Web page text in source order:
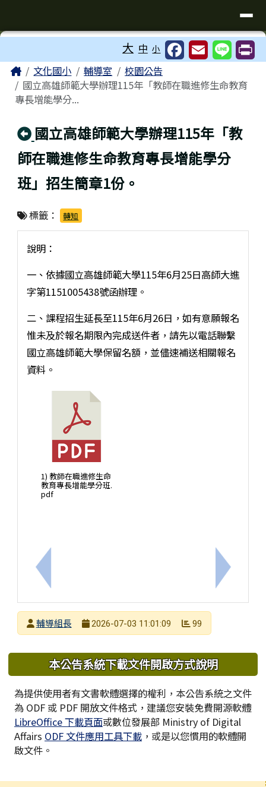
⏸
大 中 小
主內容區域
Home文化國小 輔導室
校園公告
國立高雄師範大學辦理115年「教師在職進修生命教育
專長增能學分...
回上頁
國立高雄師範大學辦理115年「教
師在職進修生命教育專長增能學分
班」招生簡章1份。
標籤： 轉知
上一筆：教育部特殊教育中央輔導團各分團輔導員
說明：
一、依據國立高雄師範大學115年6月25日高師大進
字第1151005438號函辦理。
二、課程招生延長至115年6月26日，如有意願報名
惟未及於報名期限內完成送件者，請先以電話聯繫
國立高雄師範大學保留名額，並儘速補送相關報名
資料。
1) 教師在職進修生命
教育專長增能學分班.
pdf
下一筆：
發布者
輔導組長
2026-07-03 11:01:09 99
下中區域內容
本公告系統下載文件開啟方式說明
為提供使用者有文書軟體選擇的權利，本公告系統之文件
為 ODF 或 PDF 開放文件格式，建議您安裝免費開源軟體
LibreOffice 下載頁面或數位發展部 Ministry of Digital
Affairs ODF 文件應用工具下載 ，或是以您慣用的軟體開
啟文件。
頁尾區域